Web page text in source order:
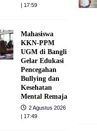
| 17:59
Mahasiswa
KKN-PPM
UGM di Bangli
Gelar Edukasi
Pencegahan
Bullying dan
Kesehatan
Mental Remaja
2 Agustus 2026
| 17:49